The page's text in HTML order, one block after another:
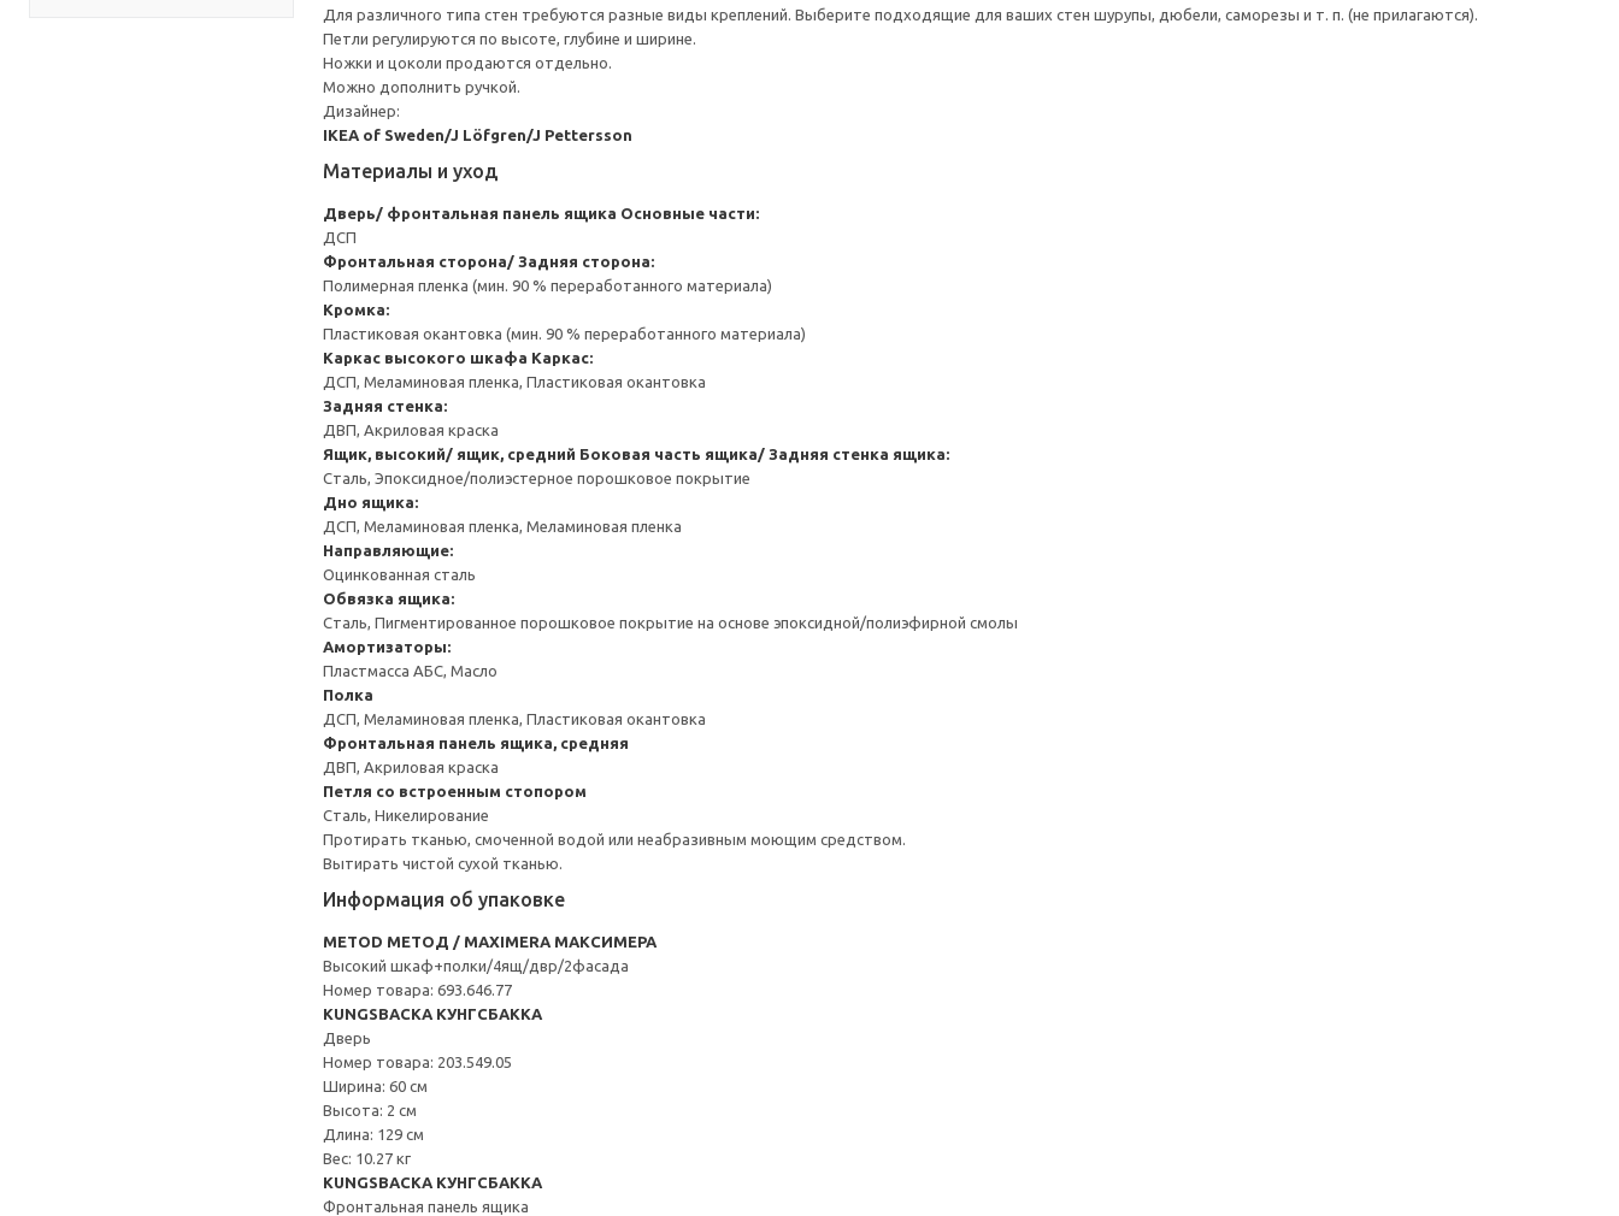
Для различного типа стен требуются разные виды креплений. Выберите подходящие для ваших стен шурупы, дюбели, саморезы и т. п. (не прилагаются).
Петли регулируются по высоте, глубине и ширине.
Ножки и цоколи продаются отдельно.
Можно дополнить ручкой.
Дизайнер:
IKEA of Sweden/J Löfgren/J Pettersson
Материалы и уход
Дверь/ фронтальная панель ящика Основные части:
ДСП
Фронтальная сторона/ Задняя сторона:
Полимерная пленка (мин. 90 % переработанного материала)
Кромка:
Пластиковая окантовка (мин. 90 % переработанного материала)
Каркас высокого шкафа Каркас:
ДСП, Меламиновая пленка, Пластиковая окантовка
Задняя стенка:
ДВП, Акриловая краска
Ящик, высокий/ ящик, средний Боковая часть ящика/ Задняя стенка ящика:
Сталь, Эпоксидное/полиэстерное порошковое покрытие
Дно ящика:
ДСП, Меламиновая пленка, Меламиновая пленка
Направляющие:
Оцинкованная сталь
Обвязка ящика:
Сталь, Пигментированное порошковое покрытие на основе эпоксидной/полиэфирной смолы
Амортизаторы:
Пластмасса АБС, Масло
Полка
ДСП, Меламиновая пленка, Пластиковая окантовка
Фронтальная панель ящика, средняя
ДВП, Акриловая краска
Петля со встроенным стопором
Сталь, Никелирование
Протирать тканью, смоченной водой или неабразивным моющим средством.
Вытирать чистой сухой тканью.
Информация об упаковке
METOD МЕТОД / MAXIMERA МАКСИМЕРА
Высокий шкаф+полки/4ящ/двр/2фасада
Номер товара: 693.646.77
KUNGSBACKA КУНГСБАККА
Дверь
Номер товара: 203.549.05
Ширина: 60 см
Высота: 2 см
Длина: 129 см
Вес: 10.27 кг
KUNGSBACKA КУНГСБАККА
Фронтальная панель ящика